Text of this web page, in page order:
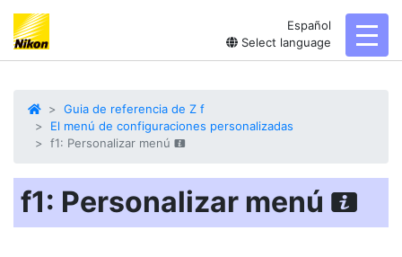
Español
Select language
Guia de referencia de Z f
El menú de configuraciones personalizadas
f1: Personalizar menú i
f1: Personalizar menú i